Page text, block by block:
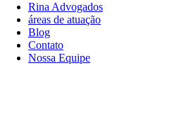
Rina Advogados
áreas de atuação
Blog
Contato
Nossa Equipe